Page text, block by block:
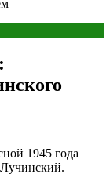
1945 года